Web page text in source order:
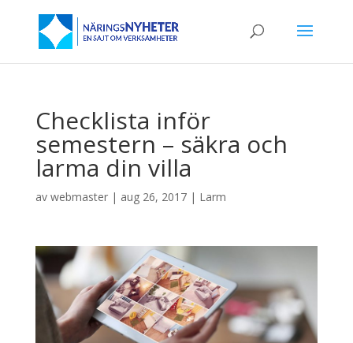
Checklista inför
semestern – säkra och
larma din villa
av webmaster| aug 26, 2017| Larm